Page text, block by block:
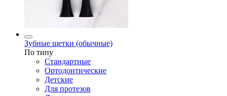
Зубные щетки (обычные)
По типу
Стандартные
Ортодонтические
Детские
Для протезов